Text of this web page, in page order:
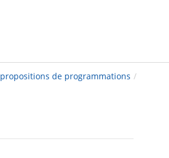
propositions de programmations /